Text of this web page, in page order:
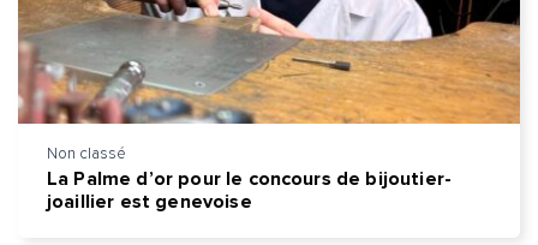
Non classé
La Palme d’or pour le concours de bijoutier-
joaillier est genevoise
Message*
Commentaire*